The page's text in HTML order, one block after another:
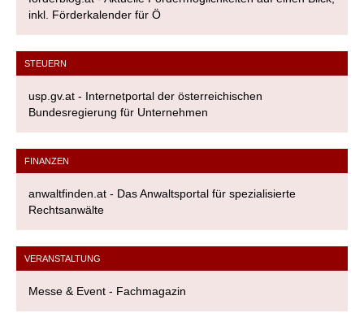
inkl. Förderkalender für Ö
STEUERN
usp.gv.at - Internetportal der österreichischen
Bundesregierung für Unternehmen
FINANZEN
anwaltfinden.at - Das Anwaltsportal für spezialisierte
Rechtsanwälte
VERANSTALTUNG
Messe & Event - Fachmagazin